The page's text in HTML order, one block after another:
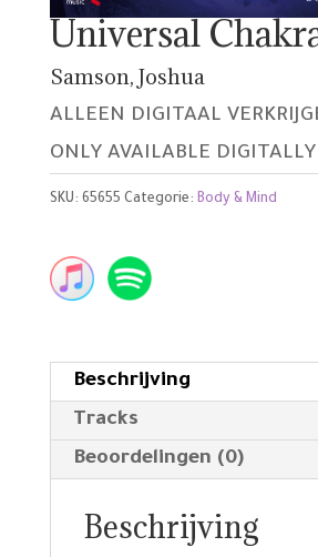
Universal
Samson, Joshua
ALLEEN DIGITAAL
ONLY AVAILABLE DIGITALLY
SKU: 65655 Categorie: Body & Mind
Beschrijving
Tracks
Beoordelingen (0)
Beschrijving